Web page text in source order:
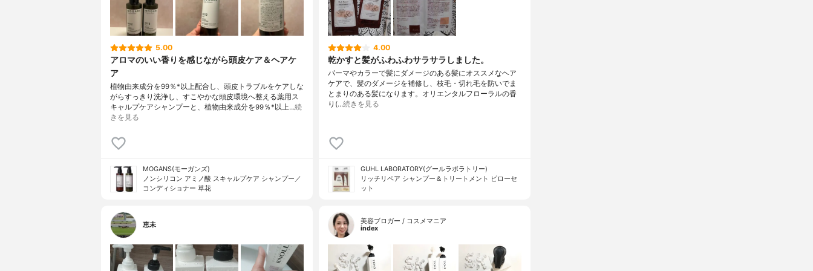
5.00
アロマのいい香りを感じながら頭皮ケア＆ヘアケ
ア
植物由来成分を99％*以上配合し、頭皮トラブルをケアしな
がらすっきり洗浄し、すこやかな頭皮環境へ整える薬用ス
キャルプケアシャンプーと、植物由来成分を99％*以上…続
きを見る
MOGANS(モーガンズ)
ノンシリコン アミノ酸 スキャルプケア シャンプー／
コンディショナー 草花
4.00
乾かすと髪がふわふわサラサラしました。
パーマやカラーで髪にダメージのある髪にオススメなヘア
ケアで、髪のダメージを補修し、枝毛・切れ毛を防いでま
とまりのある髪になります。オリエンタルフローラルの香
り(…続きを見る
GUHL LABORATORY(グールラボラトリー)
リッチリペア シャンプー＆トリートメント ピローセ
ット
恵未
美容ブロガー / コスメマニア
index